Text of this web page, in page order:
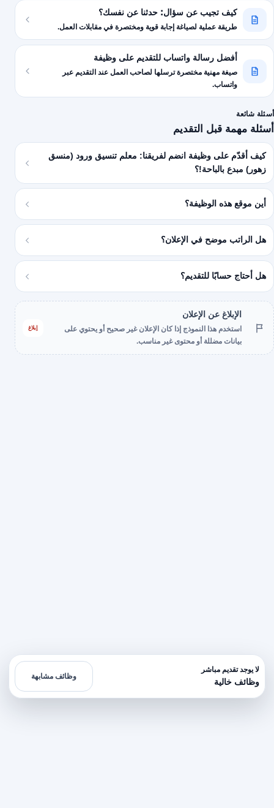
كيف تجيب عن سؤال: حدثنا عن نفسك؟
طريقة عملية لصياغة إجابة قوية ومختصرة في مقابلات العمل.
أفضل رسالة واتساب للتقديم على وظيفة
صيغة مهنية مختصرة ترسلها لصاحب العمل عند التقديم عبر
واتساب.
أسئلة شائعة
أسئلة مهمة قبل التقديم
كيف أقدّم على وظيفة انضم لفريقنا: معلم تنسيق ورود (منسق
زهور) مبدع بالباحة!؟
أين موقع هذه الوظيفة؟
هل الراتب موضح في الإعلان؟
هل أحتاج حسابًا للتقديم؟
الإبلاغ عن الإعلان
استخدم هذا النموذج إذا كان الإعلان غير صحيح أو يحتوي على
بيانات مضللة أو محتوى غير مناسب.
إبلاغ
لا يوجد تقديم مباشر
وظائف خالية
وظائف مشابهة